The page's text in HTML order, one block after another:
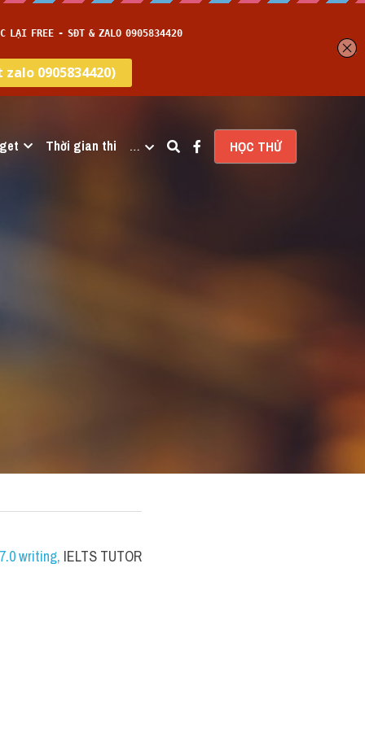
Thời gian thi … HỌC THỬ
writing, IELTS TUTOR